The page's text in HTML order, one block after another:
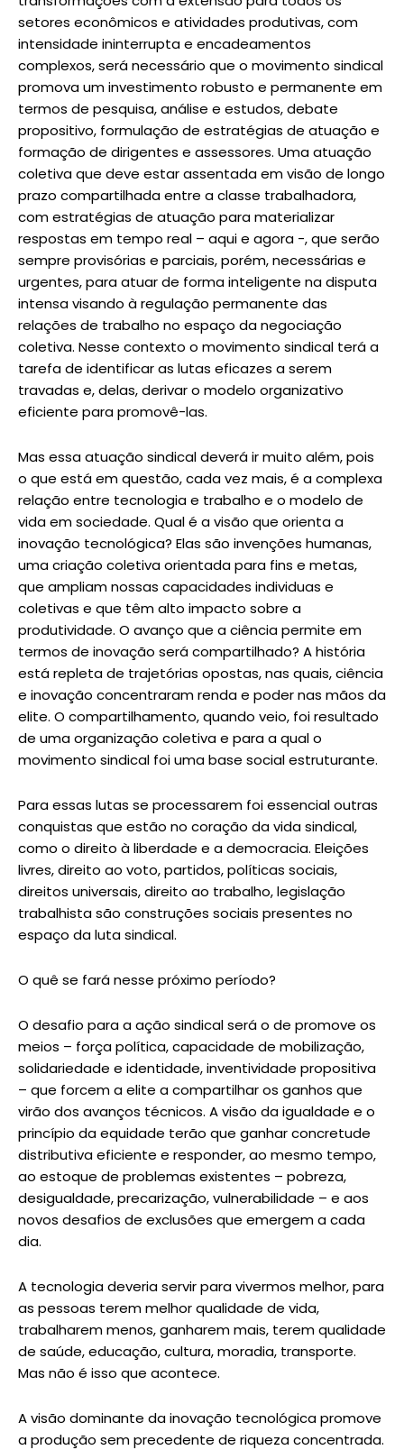
setores econômicos e atividades produtivas, com
intensidade ininterrupta e encadeamentos
complexos, será necessário que o movimento sindical
promova um investimento robusto e permanente em
termos de pesquisa, análise e estudos, debate
propositivo, formulação de estratégias de atuação e
formação de dirigentes e assessores. Uma atuação
coletiva que deve estar assentada em visão de longo
prazo compartilhada entre a classe trabalhadora,
com estratégias de atuação para materializar
respostas em tempo real – aqui e agora -, que serão
sempre provisórias e parciais, porém, necessárias e
urgentes, para atuar de forma inteligente na disputa
intensa visando à regulação permanente das
relações de trabalho no espaço da negociação
coletiva. Nesse contexto o movimento sindical terá a
tarefa de identificar as lutas eficazes a serem
travadas e, delas, derivar o modelo organizativo
eficiente para promovê-las.
Mas essa atuação sindical deverá ir muito além, pois
o que está em questão, cada vez mais, é a complexa
relação entre tecnologia e trabalho e o modelo de
vida em sociedade. Qual é a visão que orienta a
inovação tecnológica? Elas são invenções humanas,
uma criação coletiva orientada para fins e metas,
que ampliam nossas capacidades individuas e
coletivas e que têm alto impacto sobre a
produtividade. O avanço que a ciência permite em
termos de inovação será compartilhado? A história
está repleta de trajetórias opostas, nas quais, ciência
e inovação concentraram renda e poder nas mãos da
elite. O compartilhamento, quando veio, foi resultado
de uma organização coletiva e para a qual o
movimento sindical foi uma base social estruturante.
Para essas lutas se processarem foi essencial outras
conquistas que estão no coração da vida sindical,
como o direito à liberdade e a democracia. Eleições
livres, direito ao voto, partidos, políticas sociais,
direitos universais, direito ao trabalho, legislação
trabalhista são construções sociais presentes no
espaço da luta sindical.
O quê se fará nesse próximo período?
O desafio para a ação sindical será o de promove os
meios – força política, capacidade de mobilização,
solidariedade e identidade, inventividade propositiva
– que forcem a elite a compartilhar os ganhos que
virão dos avanços técnicos. A visão da igualdade e o
princípio da equidade terão que ganhar concretude
distributiva eficiente e responder, ao mesmo tempo,
ao estoque de problemas existentes – pobreza,
desigualdade, precarização, vulnerabilidade – e aos
novos desafios de exclusões que emergem a cada
dia.
A tecnologia deveria servir para vivermos melhor, para
as pessoas terem melhor qualidade de vida,
trabalharem menos, ganharem mais, terem qualidade
de saúde, educação, cultura, moradia, transporte.
Mas não é isso que acontece.
A visão dominante da inovação tecnológica promove
a produção sem precedente de riqueza concentrada.